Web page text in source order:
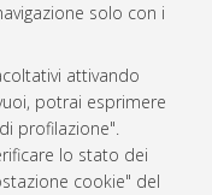
solo con i
attivando
potrai esprimere
profilazione".
lo stato dei
cookie" del